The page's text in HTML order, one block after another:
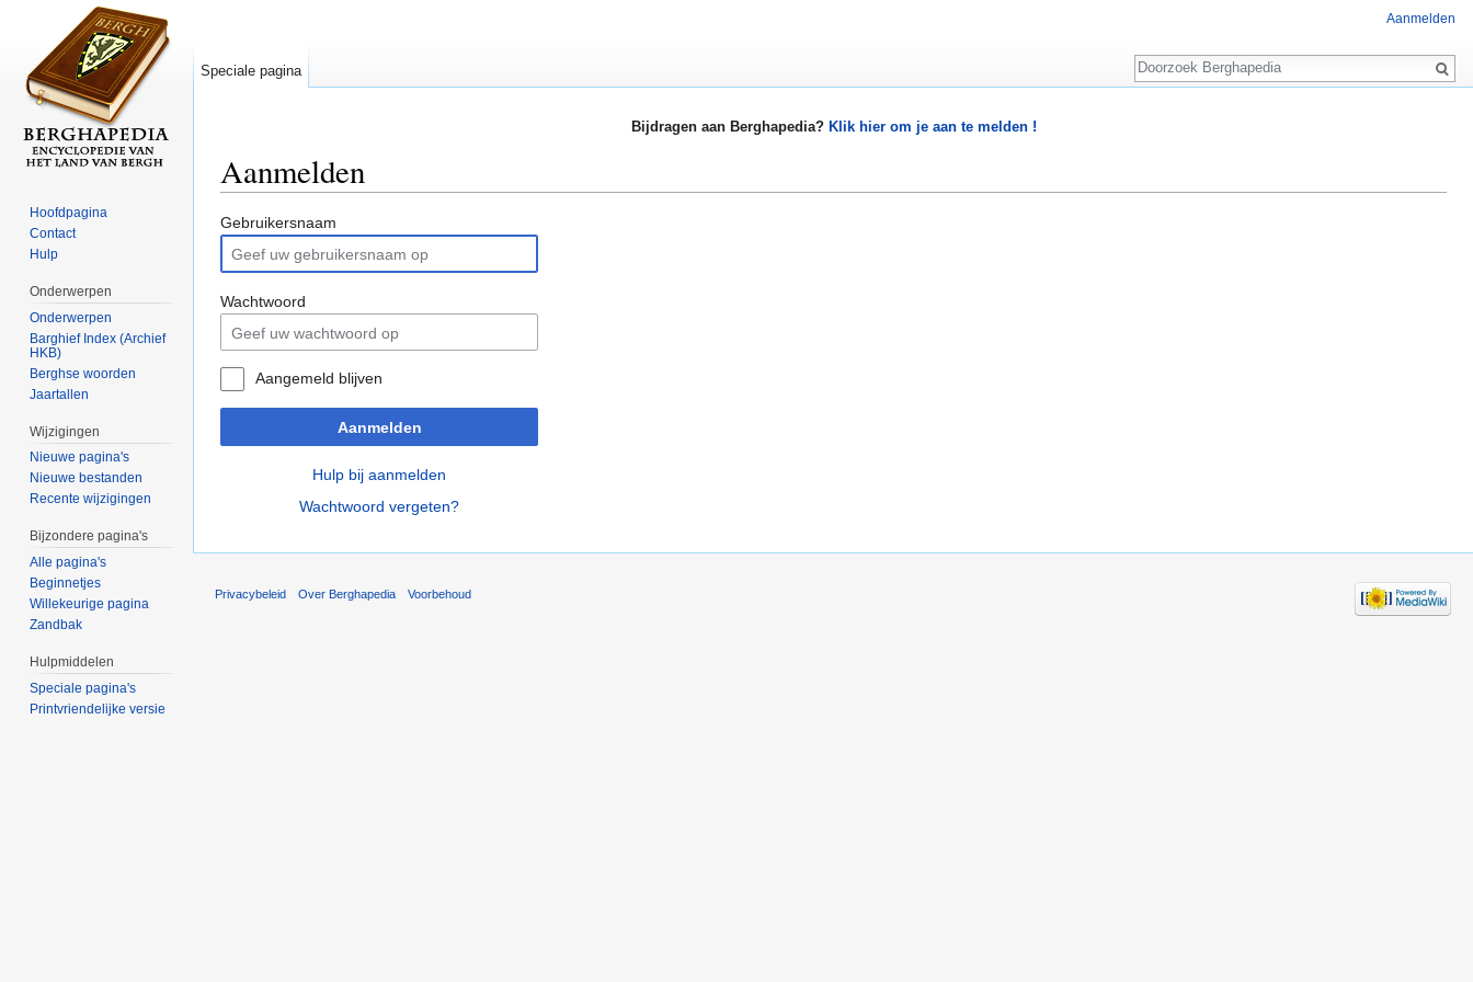
Bijdragen aan Berghapedia? Klik hier om je aan te melden !
Aanmelden
Gebruikersnaam
Wachtwoord
Aangemeld blijven
Aanmelden
Hulp bij aanmelden
Wachtwoord vergeten?
Aanmelden
Speciale pagina
Zoeken
Hoofdpagina
Contact
Hulp
Onderwerpen
Onderwerpen
Barghief Index (Archief
HKB)
Berghse woorden
Jaartallen
Wijzigingen
Nieuwe pagina's
Nieuwe bestanden
Recente wijzigingen
Bijzondere pagina's
Alle pagina's
Beginnetjes
Willekeurige pagina
Zandbak
Hulpmiddelen
Speciale pagina's
Printvriendelijke versie
Privacybeleid Over Berghapedia Voorbehoud